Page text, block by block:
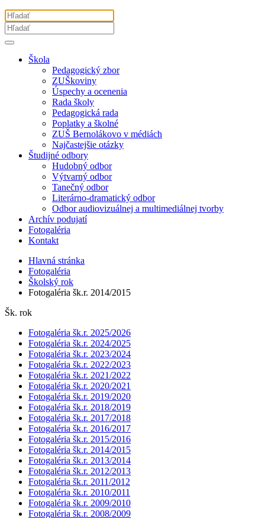
Škola
Pedagogický zbor
ZUŠkoviny
Úspechy a ocenenia
Rada školy
Pedagogická rada
Poplatky a školné
ZUŠ Bernolákovo v médiách
Najčastejšie otázky
Študijné odbory
Hudobný odbor
Výtvarný odbor
Tanečný odbor
Literárno-dramatický odbor
Odbor audiovizuálnej a multimediálnej tvorby
Archív podujatí
Fotogaléria
Kontakt
Hlavná stránka
Fotogaléria
Školský rok
Fotogaléria šk.r. 2014/2015
Šk. rok
Fotogaléria šk.r. 2025/2026
Fotogaléria šk.r. 2024/2025
Fotogaléria šk.r. 2023/2024
Fotogaléria šk.r. 2022/2023
Fotogaléria šk.r. 2021/2022
Fotogaléria šk.r. 2020/2021
Fotogaléria šk.r. 2019/2020
Fotogaléria šk.r. 2018/2019
Fotogaléria šk.r. 2017/2018
Fotogaléria šk.r. 2016/2017
Fotogaléria šk.r. 2015/2016
Fotogaléria šk.r. 2014/2015
Fotogaléria šk.r. 2013/2014
Fotogaléria šk.r. 2012/2013
Fotogaléria šk.r. 2011/2012
Fotogaléria šk.r. 2010/2011
Fotogaléria šk.r. 2009/2010
Fotogaléria šk.r. 2008/2009